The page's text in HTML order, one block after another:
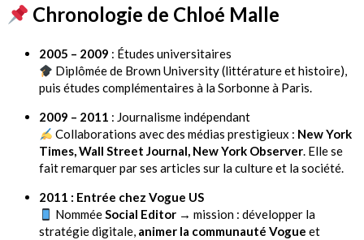
Chronologie de Chloé Malle
2005 – 2009 : Études universitaires
Diplômée de Brown University (littérature et histoire),
puis études complémentaires à la Sorbonne à Paris.
2009 – 2011 : Journalisme indépendant
Collaborations avec des médias prestigieux : New York
Times, Wall Street Journal, New York Observer. Elle se
fait remarquer par ses articles sur la culture et la société.
2011 : Entrée chez Vogue US
NomméeSocial Editor → mission : développer la
stratégie digitale, animer la communauté Vogue et